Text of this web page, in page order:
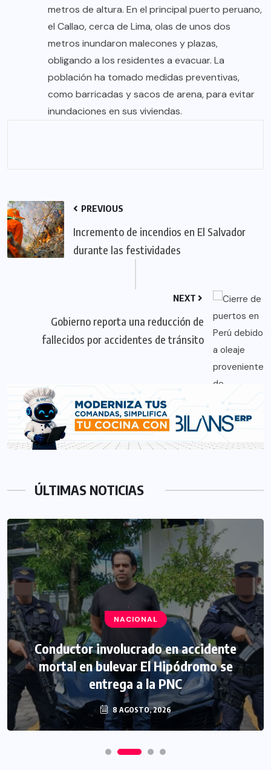
metros de altura. En el principal puerto peruano,
el Callao, cerca de Lima, olas de unos dos
metros inundaron malecones y plazas,
obligando a los residentes a evacuar. La
población ha tomado medidas preventivas,
como barricadas y sacos de arena, para evitar
inundaciones en sus viviendas.
PREVIOUS
Incremento de incendios en El Salvador
durante las festividades
NEXT
Gobierno reporta una reducción de
fallecidos por accidentes de tránsito
ÚLTIMAS NOTICIAS
NACIONAL
Conductor involucrado en accidente
mortal en bulevar El Hipódromo se
entrega a la PNC
8 AGOSTO, 2026